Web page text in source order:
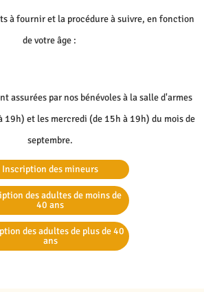
à fournir et la procédure à suivre, en fonction
de votre âge :
assurées par nos bénévoles à la salle d'armes
19h) et les mercredi (de 15h à 19h) du mois de
septembre.
Inscription des mineurs
des adultes de moins de
40 ans
des adultes de plus de 40
ans